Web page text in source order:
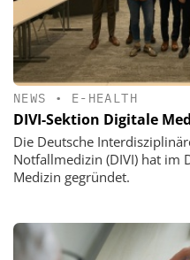
NEWS • E-HEALTH
DIVI-Sektion Digitale
Die Deutsche
Notfallmedizin (DIVI) hat im
Medizin gegründet.